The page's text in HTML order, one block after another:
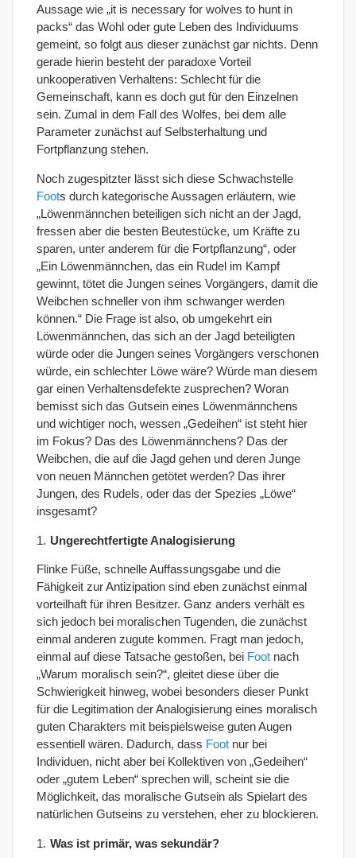
Aussage wie „it is necessary for wolves to hunt in
packs“ das Wohl oder gute Leben des Individuums
gemeint, so folgt aus dieser zunächst gar nichts. Denn
gerade hierin besteht der paradoxe Vorteil
unkooperativen Verhaltens: Schlecht für die
Gemeinschaft, kann es doch gut für den Einzelnen
sein. Zumal in dem Fall des Wolfes, bei dem alle
Parameter zunächst auf Selbsterhaltung und
Fortpflanzung stehen.
Noch zugespitzter lässt sich diese Schwachstelle
Foots durch kategorische Aussagen erläutern, wie
„Löwenmännchen beteiligen sich nicht an der Jagd,
fressen aber die besten Beutestücke, um Kräfte zu
sparen, unter anderem für die Fortpflanzung“, oder
„Ein Löwenmännchen, das ein Rudel im Kampf
gewinnt, tötet die Jungen seines Vorgängers, damit die
Weibchen schneller von ihm schwanger werden
können.“ Die Frage ist also, ob umgekehrt ein
Löwenmännchen, das sich an der Jagd beteiligten
würde oder die Jungen seines Vorgängers verschonen
würde, ein schlechter Löwe wäre? Würde man diesem
gar einen Verhaltensdefekte zusprechen? Woran
bemisst sich das Gutsein eines Löwenmännchens
und wichtiger noch, wessen „Gedeihen“ ist steht hier
im Fokus? Das des Löwenmännchens? Das der
Weibchen, die auf die Jagd gehen und deren Junge
von neuen Männchen getötet werden? Das ihrer
Jungen, des Rudels, oder das der Spezies „Löwe“
insgesamt?
Ungerechtfertigte Analogisierung
Flinke Füße, schnelle Auffassungsgabe und die
Fähigkeit zur Antizipation sind eben zunächst einmal
vorteilhaft für ihren Besitzer. Ganz anders verhält es
sich jedoch bei moralischen Tugenden, die zunächst
einmal anderen zugute kommen. Fragt man jedoch,
einmal auf diese Tatsache gestoßen, bei Foot nach
„Warum moralisch sein?“, gleitet diese über die
Schwierigkeit hinweg, wobei besonders dieser Punkt
für die Legitimation der Analogisierung eines moralisch
guten Charakters mit beispielsweise guten Augen
essentiell wären. Dadurch, dass Foot nur bei
Individuen, nicht aber bei Kollektiven von „Gedeihen“
oder „gutem Leben“ sprechen will, scheint sie die
Möglichkeit, das moralische Gutsein als Spielart des
natürlichen Gutseins zu verstehen, eher zu blockieren.
Was ist primär, was sekundär?